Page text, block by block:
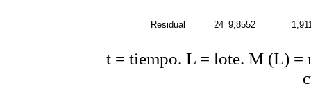
Residual 24 9,8552
t = tiempo. L = lote. M (L) =